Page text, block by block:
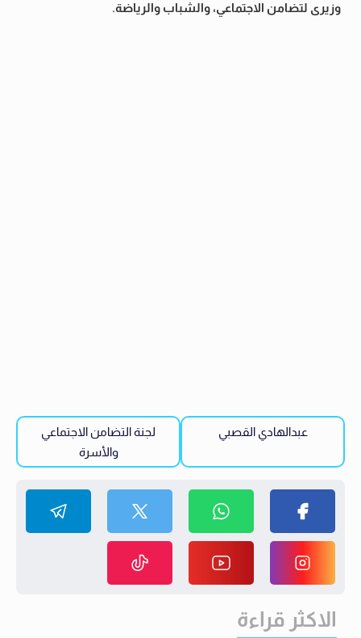
وزيرى لتضامن الاجتماعي، والشباب والرياضة.
عبدالهادي القصبي
لجنة التضامن الاجتماعي
والأسرة
الاكثر قراءة